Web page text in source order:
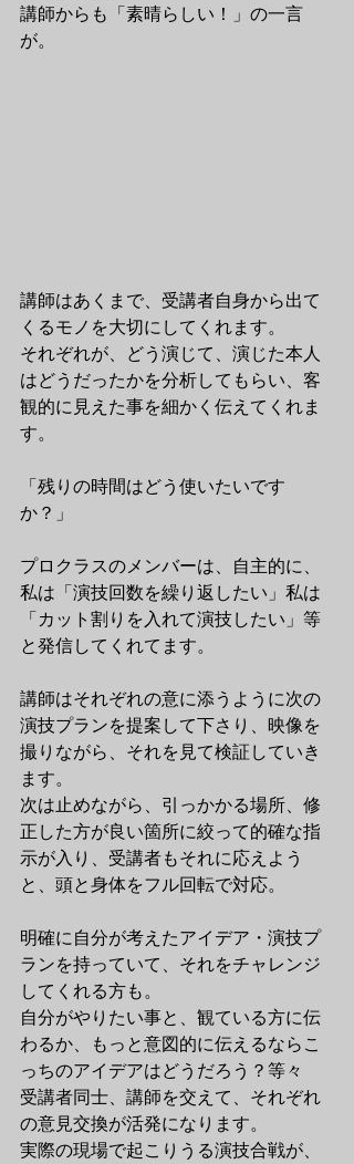
講師からも「素晴らしい！」の一言
が。
講師はあくまで、受講者自身から出て
くるモノを大切にしてくれます。
それぞれが、どう演じて、演じた本人
はどうだったかを分析してもらい、客
観的に見えた事を細かく伝えてくれま
す。
「残りの時間はどう使いたいです
か？」
プロクラスのメンバーは、自主的に、
私は「演技回数を繰り返したい」私は
「カット割りを入れて演技したい」等
と発信してくれてます。
講師はそれぞれの意に添うように次の
演技プランを提案して下さり、映像を
撮りながら、それを見て検証していき
ます。
次は止めながら、引っかかる場所、修
正した方が良い箇所に絞って的確な指
示が入り、受講者もそれに応えよう
と、頭と身体をフル回転で対応。
明確に自分が考えたアイデア・演技プ
ランを持っていて、それをチャレンジ
してくれる方も。
自分がやりたい事と、観ている方に伝
わるか、もっと意図的に伝えるならこ
っちのアイデアはどうだろう？等々
受講者同士、講師を交えて、それぞれ
の意見交換が活発になります。
実際の現場で起こりうる演技合戦が、